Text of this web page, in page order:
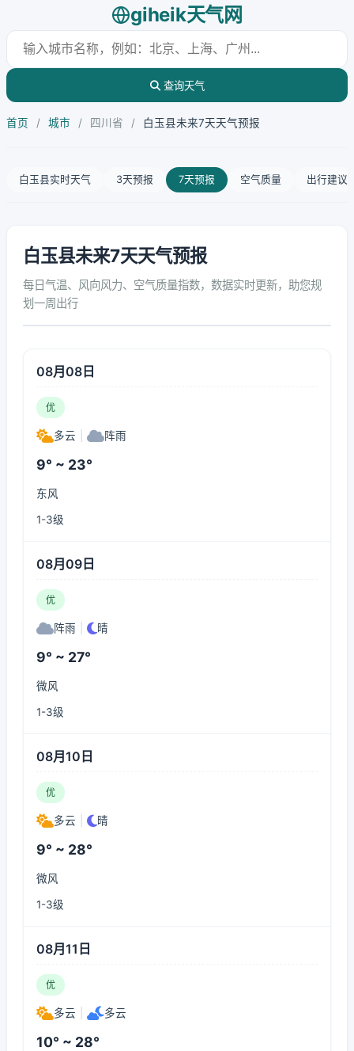
giheik天气网
查询天气
首页 / 城市 / 四川省 / 白玉县未来7天天气预报
白玉县实时天气 3天预报 7天预报 空气质量 出行建议
白玉县未来7天天气预报
每日气温、风向风力、空气质量指数，数据实时更新，助您规
划一周出行
08月08日
优
多云 阵雨
9° ~ 23°
东风
1-3级
08月09日
优
阵雨 晴
9° ~ 27°
微风
1-3级
08月10日
优
多云 晴
9° ~ 28°
微风
1-3级
08月11日
优
多云 多云
10° ~ 28°